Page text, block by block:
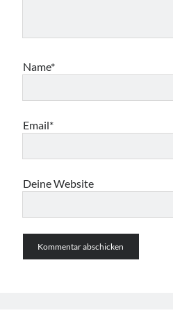
Name*
Email*
Deine Website